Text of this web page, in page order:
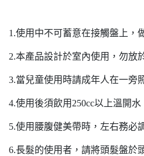
1.使用中不可蓄意在接觸盤上，
2.本產品設計於室內使用，勿放
3.當兒童使用時請成年人在一旁
4.使用後須飲用250cc以上溫開水
5.使用腰腹健美帶時，左右務必
6.長髮的使用者，請將頭髮盤於